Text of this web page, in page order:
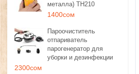
металла) TH210
1400сом
Пароочиститель
отпариватель
парогенератор для
уборки и дезинфекции
2300сом